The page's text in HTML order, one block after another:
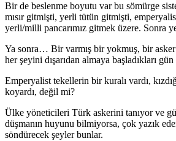
Bir de beslenme boyutu var bu sömürge
mısır gitmişti, yerli tütün gitmişti,
yerli/milli pancarımız gitmek üzere. Sonra
Ya sonra… Bir varmış bir yokmuş, bir
her şeyini dışarıdan almaya başladıkları
Emperyalist tekellerin bir kuralı vardı,
koyardı, değil mi?
Ülke yöneticileri Türk askerini tanıyor ve
düşmanın huyunu bilmiyorsa, çok yazık
söndürecek şeyler bunlar.